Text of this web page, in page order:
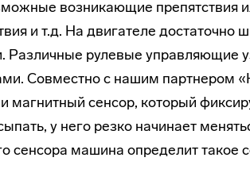
возникающие препятствия
и т.д. На двигателе достаточно
Различные рулевые управляющие
Совместно с нашим партнером
магнитный сенсор, который
у него резко начинает
машина определит такое